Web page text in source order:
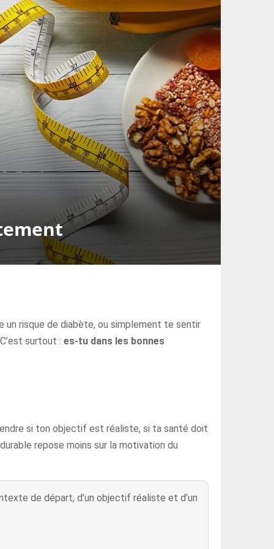
un risque de diabète, ou simplement te sentir
surtout : es-tu dans les bonnes
si ton objectif est réaliste, si ta santé doit
repose moins sur la motivation du
de départ, d’un objectif réaliste et d’un